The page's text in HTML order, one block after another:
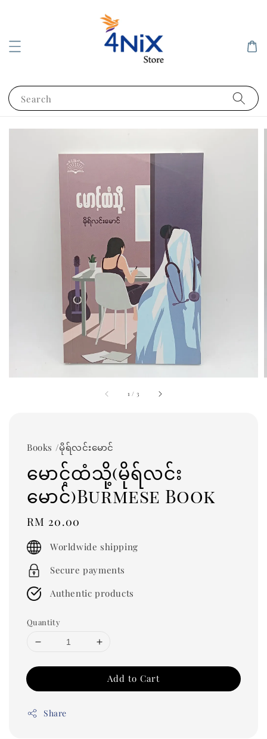
Search
1 / 3
Books /မိုရ်လင်းမောင်
မောင့်ထံသို့(မိုရ်လင်း
မောင်)Burmese Book
Regular
price
RM 20.00
Worldwide shipping
Secure payments
Authentic products
Quantity
Add to Cart
Share